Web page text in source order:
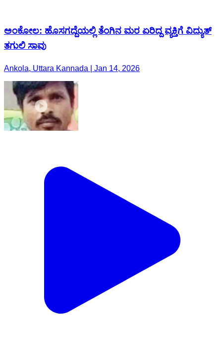
ಅಂಕೋಲ: ಹೊಸಗದ್ದೆಯಲ್ಲಿ ತೆಂಗಿನ ಮರ ಏರಿದ್ದ ವ್ಯಕ್ತಿಗೆ ವಿದ್ಯುತ್
ತಗುಲಿ ಸಾವು
Ankola, Uttara Kannada | Jan 14, 2026